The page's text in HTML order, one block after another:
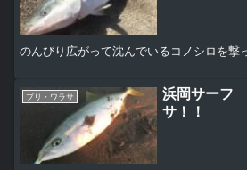
のんびり広がって沈んでいるコノシロを撃
ブリ・ワラサ
浜岡サーフ
サ！！